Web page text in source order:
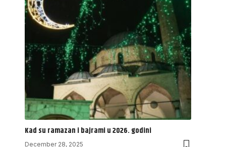
Kad su ramazan i bajrami u 2026. godini
December 28, 2025